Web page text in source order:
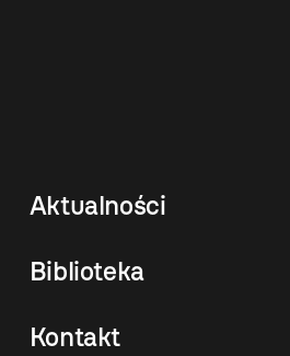
Aktualności
Biblioteka
Kontakt